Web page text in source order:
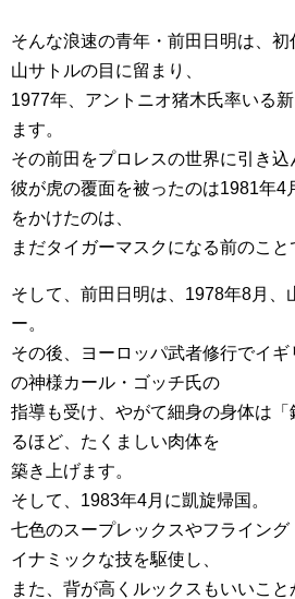
そんな浪速の青年・前田日明は、
山サトルの目に留まり、
1977年、アントニオ猪木氏率いる
ます。
その前田をプロレスの世界に引き込
彼が虎の覆面を被ったのは1981年4
をかけたのは、
まだタイガーマスクになる前のこと
そして、前田日明は、1978年8月、
ー。
その後、ヨーロッパ武者修行でイ
の神様カール・ゴッチ氏の
指導も受け、やがて細身の身体は
るほど、たくましい肉体を
築き上げます。
そして、1983年4月に凱旋帰国。
七色のスープレックスやフライン
イナミックな技を駆使し、
また、背が高くルックスもいいこ